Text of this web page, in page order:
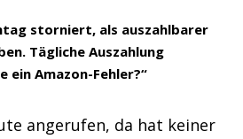
storniert, als auszahlbarer
Tägliche Auszahlung
Amazon-Fehler?“
angerufen, da hat keiner